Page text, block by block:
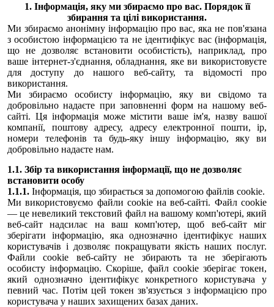
1. Інформація, яку ми збираємо про вас. Порядок її
збирання та цілі використання.
Ми збираємо анонімну інформацію про вас, яка не пов'язана
з особистою інформацією та не ідентифікує вас (інформація,
що не дозволяє встановити особистість), наприклад, про
ваше інтернет-з'єднання, обладнання, яке ви використовуєте
для доступу до нашого веб-сайту, та відомості про
використання.
Ми збираємо особисту інформацію, яку ви свідомо та
добровільно надаєте при заповненні форм на нашому веб-
сайті. Ця інформація може містити ваше ім'я, назву вашої
компанії, поштову адресу, адресу електронної пошти, ip,
номери телефонів та будь-яку іншу інформацію, яку ви
добровільно надаєте нам.
1.1. Збір та використання інформації, що не дозволяє
встановити особу
1.1.1. Інформація, що збирається за допомогою файлів cookie.
Ми використовуємо файли cookie на веб-сайті. Файл cookie
— це невеликий текстовий файл на вашому комп'ютері, який
веб-сайт надсилає на ваш комп'ютер, щоб веб-сайт міг
зберігати інформацію, яка однозначно ідентифікує наших
користувачів і дозволяє покращувати якість наших послуг.
Файли cookie веб-сайту не збирають та не зберігають
особисту інформацію. Скоріше, файл cookie зберігає токен,
який однозначно ідентифікує конкретного користувача у
певний час. Потім цей токен зв'язується з інформацією про
користувача у наших захищених базах даних.